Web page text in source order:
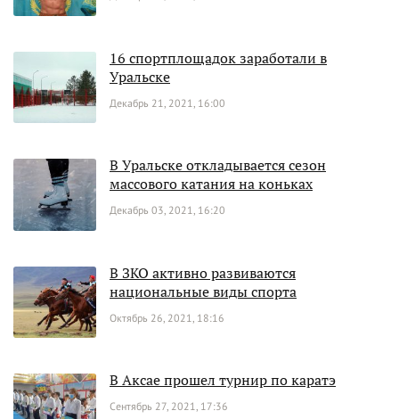
16 спортплощадок заработали в
Уральске
Декабрь 21, 2021, 16:00
В Уральске откладывается сезон
массового катания на коньках
Декабрь 03, 2021, 16:20
В ЗКО активно развиваются
национальные виды спорта
Октябрь 26, 2021, 18:16
В Аксае прошел турнир по каратэ
Сентябрь 27, 2021, 17:36